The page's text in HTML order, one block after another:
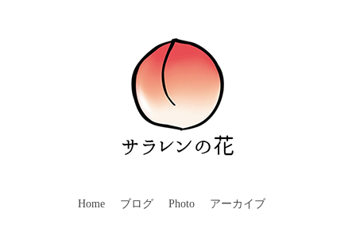
Home ブログ Photo アーカイブ